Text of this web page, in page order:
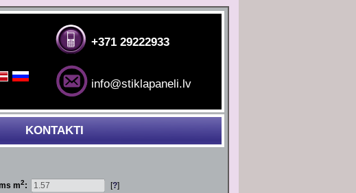
+371 29222933
info@stiklapaneli.lv
KONTAKTI
m2: [?]